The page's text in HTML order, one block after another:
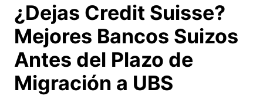
¿Dejas Credit Suisse?
Mejores Bancos Suizos
Antes del Plazo de
Migración a UBS